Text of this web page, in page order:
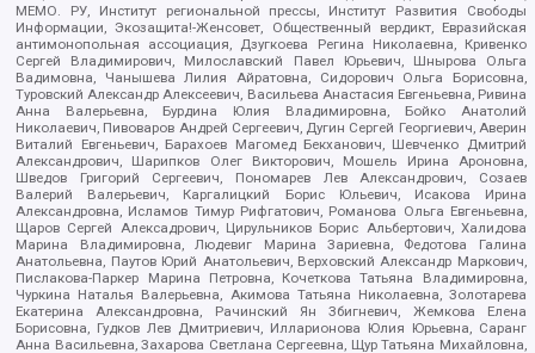
МЕМО. РУ, Институт региональной прессы, Институт Развития Свободы
Информации, Экозащита!-Женсовет, Общественный вердикт, Евразийская
антимонопольная ассоциация, Дзугкоева Регина Николаевна, Кривенко
Сергей Владимирович, Милославский Павел Юрьевич, Шнырова Ольга
Вадимовна, Чанышева Лилия Айратовна, Сидорович Ольга Борисовна,
Туровский Александр Алексеевич, Васильева Анастасия Евгеньевна, Ривина
Анна Валерьевна, Бурдина Юлия Владимировна, Бойко Анатолий
Николаевич, Пивоваров Андрей Сергеевич, Дугин Сергей Георгиевич, Аверин
Виталий Евгеньевич, Барахоев Магомед Бекханович, Шевченко Дмитрий
Александрович, Шарипков Олег Викторович, Мошель Ирина Ароновна,
Шведов Григорий Сергеевич, Пономарев Лев Александрович, Созаев
Валерий Валерьевич, Каргалицкий Борис Юльевич, Исакова Ирина
Александровна, Исламов Тимур Рифгатович, Романова Ольга Евгеньевна,
Щаров Сергей Алексадрович, Цирульников Борис Альбертович, Халидова
Марина Владимировна, Людевиг Марина Зариевна, Федотова Галина
Анатольевна, Паутов Юрий Анатольевич, Верховский Александр Маркович,
Пислакова-Паркер Марина Петровна, Кочеткова Татьяна Владимировна,
Чуркина Наталья Валерьевна, Акимова Татьяна Николаевна, Золотарева
Екатерина Александровна, Рачинский Ян Збигневич, Жемкова Елена
Борисовна, Гудков Лев Дмитриевич, Илларионова Юлия Юрьевна, Саранг
Анна Васильевна, Захарова Светлана Сергеевна, Щур Татьяна Михайловна,